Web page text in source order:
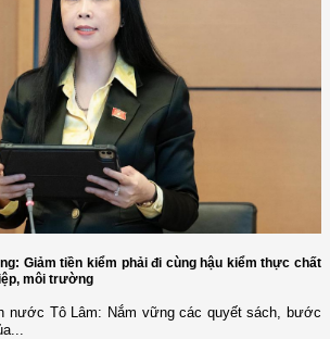
Giảm tiền kiểm phải đi cùng hậu kiểm thực chất
môi trường
nước Tô Lâm: Nắm vững các quyết sách, bước